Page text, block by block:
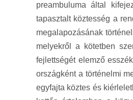
preambuluma által
tapasztalt köztesség a
megalapozásának
melyekről a kötetben
fejlettségét elemző
országként a történelmi
egyfajta köztes és